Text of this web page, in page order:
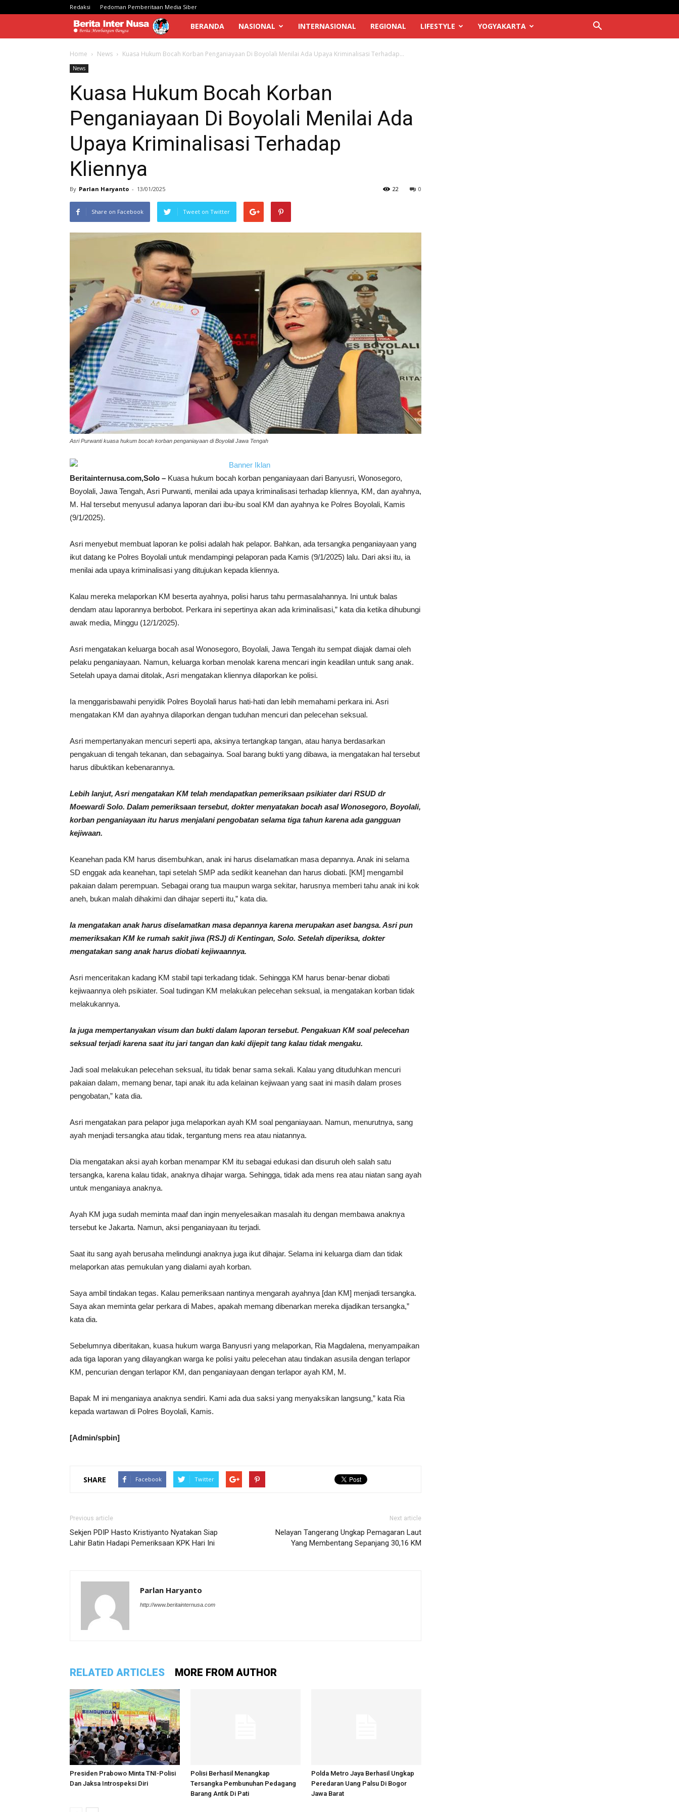
Redaksi Pedoman Pemberitaan Media Siber
Berita
Inter
BERANDA NASIONAL INTERNASIONAL REGIONAL LIFESTYLE YOGYAKARTA
Home News Kuasa Hukum Bocah Korban Penganiayaan Di Boyolali Menilai Ada Upaya Kriminalisasi Terhadap...
News
Kuasa Hukum Bocah Korban
Penganiayaan Di Boyolali Menilai Ada
Upaya Kriminalisasi Terhadap
Kliennya
By Parlan Haryanto - 13/01/2025 0
22
Share on Facebook Tweet on Twitter
Asri Purwanti kuasa hukum bocah korban penganiayaan di Boyolali Jawa Tengah
Beritainternusa.com,Solo – Kuasa hukum bocah korban penganiayaan dari Banyusri, Wonosegoro,
Boyolali, Jawa Tengah, Asri Purwanti, menilai ada upaya kriminalisasi terhadap kliennya, KM, dan ayahnya,
M. Hal tersebut menyusul adanya laporan dari ibu-ibu soal KM dan ayahnya ke Polres Boyolali, Kamis
(9/1/2025).
Asri menyebut membuat laporan ke polisi adalah hak pelapor. Bahkan, ada tersangka penganiayaan yang
ikut datang ke Polres Boyolali untuk mendampingi pelaporan pada Kamis (9/1/2025) lalu. Dari aksi itu, ia
menilai ada upaya kriminalisasi yang ditujukan kepada kliennya.
Kalau mereka melaporkan KM beserta ayahnya, polisi harus tahu permasalahannya. Ini untuk balas
dendam atau laporannya berbobot. Perkara ini sepertinya akan ada kriminalisasi,” kata dia ketika dihubungi
awak media, Minggu (12/1/2025).
Asri mengatakan keluarga bocah asal Wonosegoro, Boyolali, Jawa Tengah itu sempat diajak damai oleh
pelaku penganiayaan. Namun, keluarga korban menolak karena mencari ingin keadilan untuk sang anak.
Setelah upaya damai ditolak, Asri mengatakan kliennya dilaporkan ke polisi.
Ia menggarisbawahi penyidik Polres Boyolali harus hati-hati dan lebih memahami perkara ini. Asri
mengatakan KM dan ayahnya dilaporkan dengan tuduhan mencuri dan pelecehan seksual.
Asri mempertanyakan mencuri seperti apa, aksinya tertangkap tangan, atau hanya berdasarkan
pengakuan di tengah tekanan, dan sebagainya. Soal barang bukti yang dibawa, ia mengatakan hal tersebut
harus dibuktikan kebenarannya.
Lebih lanjut, Asri mengatakan KM telah mendapatkan pemeriksaan psikiater dari RSUD dr
Moewardi Solo. Dalam pemeriksaan tersebut, dokter menyatakan bocah asal Wonosegoro, Boyolali,
korban penganiayaan itu harus menjalani pengobatan selama tiga tahun karena ada gangguan
kejiwaan.
Keanehan pada KM harus disembuhkan, anak ini harus diselamatkan masa depannya. Anak ini selama
SD enggak ada keanehan, tapi setelah SMP ada sedikit keanehan dan harus diobati. [KM] mengambil
pakaian dalam perempuan. Sebagai orang tua maupun warga sekitar, harusnya memberi tahu anak ini kok
aneh, bukan malah dihakimi dan dihajar seperti itu,” kata dia.
Ia mengatakan anak harus diselamatkan masa depannya karena merupakan aset bangsa. Asri pun
memeriksakan KM ke rumah sakit jiwa (RSJ) di Kentingan, Solo. Setelah diperiksa, dokter
mengatakan sang anak harus diobati kejiwaannya.
Asri menceritakan kadang KM stabil tapi terkadang tidak. Sehingga KM harus benar-benar diobati
kejiwaannya oleh psikiater. Soal tudingan KM melakukan pelecehan seksual, ia mengatakan korban tidak
melakukannya.
Ia juga mempertanyakan visum dan bukti dalam laporan tersebut. Pengakuan KM soal pelecehan
seksual terjadi karena saat itu jari tangan dan kaki dijepit tang kalau tidak mengaku.
Jadi soal melakukan pelecehan seksual, itu tidak benar sama sekali. Kalau yang dituduhkan mencuri
pakaian dalam, memang benar, tapi anak itu ada kelainan kejiwaan yang saat ini masih dalam proses
pengobatan,” kata dia.
Asri mengatakan para pelapor juga melaporkan ayah KM soal penganiayaan. Namun, menurutnya, sang
ayah menjadi tersangka atau tidak, tergantung mens rea atau niatannya.
Dia mengatakan aksi ayah korban menampar KM itu sebagai edukasi dan disuruh oleh salah satu
tersangka, karena kalau tidak, anaknya dihajar warga. Sehingga, tidak ada mens rea atau niatan sang ayah
untuk menganiaya anaknya.
Ayah KM juga sudah meminta maaf dan ingin menyelesaikan masalah itu dengan membawa anaknya
tersebut ke Jakarta. Namun, aksi penganiayaan itu terjadi.
Saat itu sang ayah berusaha melindungi anaknya juga ikut dihajar. Selama ini keluarga diam dan tidak
melaporkan atas pemukulan yang dialami ayah korban.
Saya ambil tindakan tegas. Kalau pemeriksaan nantinya mengarah ayahnya [dan KM] menjadi tersangka.
Saya akan meminta gelar perkara di Mabes, apakah memang dibenarkan mereka dijadikan tersangka,”
kata dia.
Sebelumnya diberitakan, kuasa hukum warga Banyusri yang melaporkan, Ria Magdalena, menyampaikan
ada tiga laporan yang dilayangkan warga ke polisi yaitu pelecehan atau tindakan asusila dengan terlapor
KM, pencurian dengan terlapor KM, dan penganiayaan dengan terlapor ayah KM, M.
Bapak M ini menganiaya anaknya sendiri. Kami ada dua saksi yang menyaksikan langsung,” kata Ria
kepada wartawan di Polres Boyolali, Kamis.
[Admin/spbin]
SHARE Facebook Twitter
Previous article
Sekjen PDIP Hasto Kristiyanto Nyatakan Siap
Lahir Batin Hadapi Pemeriksaan KPK Hari Ini
Next article
Nelayan Tangerang Ungkap Pemagaran Laut
Yang Membentang Sepanjang 30,16 KM
Parlan Haryanto
http://www.beritainternusa.com
RELATED ARTICLES MORE FROM AUTHOR
Presiden Prabowo Minta TNI-Polisi
Dan Jaksa Introspeksi Diri
Polisi Berhasil Menangkap
Tersangka Pembunuhan Pedagang
Barang Antik Di Pati
Polda Metro Jaya Berhasil Ungkap
Peredaran Uang Palsu Di Bogor
Jawa Barat